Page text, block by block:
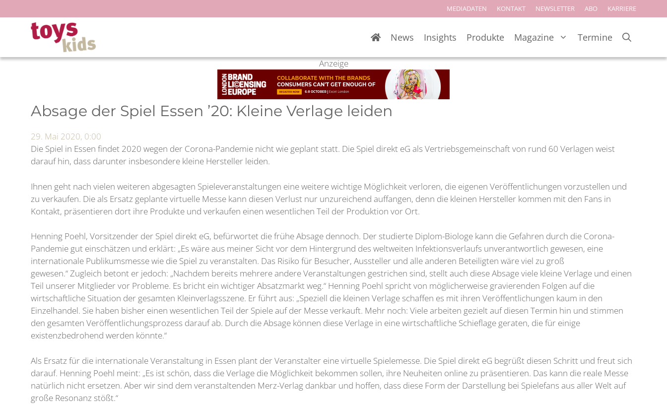
Inhalt
springen
MEDIADATEN KONTAKT NEWSLETTER ABO KARRIERE
News Insights Produkte Magazine Termine
Anzeige
Absage der Spiel Essen ’20: Kleine Verlage leiden
29. Mai 2020, 0:00
Die Spiel in Essen findet 2020 wegen der Corona-Pandemie nicht wie geplant statt. Die Spiel direkt eG als Vertriebsgemeinschaft von rund 60 Verlagen weist
darauf hin, dass darunter insbesondere kleine Hersteller leiden.
Ihnen geht nach vielen weiteren abgesagten Spieleveranstaltungen eine weitere wichtige Möglichkeit verloren, die eigenen Veröffentlichungen vorzustellen und
zu verkaufen. Die als Ersatz geplante virtuelle Messe kann diesen Verlust nur unzureichend auffangen, denn die kleinen Hersteller kommen mit den Fans in
Kontakt, präsentieren dort ihre Produkte und verkaufen einen wesentlichen Teil der Produktion vor Ort.
Henning Poehl, Vorsitzender der Spiel direkt eG, befürwortet die frühe Absage dennoch. Der studierte Diplom-Biologe kann die Gefahren durch die Corona-
Pandemie gut einschätzen und erklärt: „Es wäre aus meiner Sicht vor dem Hintergrund des weltweiten Infektionsverlaufs unverantwortlich gewesen, eine
internationale Publikumsmesse wie die Spiel zu veranstalten. Das Risiko für Besucher, Aussteller und alle anderen Beteiligten wäre viel zu groß
gewesen.“ Zugleich betont er jedoch: „Nachdem bereits mehrere andere Veranstaltungen gestrichen sind, stellt auch diese Absage viele kleine Verlage und einen
Teil unserer Mitglieder vor Probleme. Es bricht ein wichtiger Absatzmarkt weg.“ Henning Poehl spricht von möglicherweise gravierenden Folgen auf die
wirtschaftliche Situation der gesamten Kleinverlagsszene. Er führt aus: „Speziell die kleinen Verlage schaffen es mit ihren Veröffentlichungen kaum in den
Einzelhandel. Sie haben bisher einen wesentlichen Teil der Spiele auf der Messe verkauft. Mehr noch: Viele arbeiten gezielt auf diesen Termin hin und stimmen
den gesamten Veröffentlichungsprozess darauf ab. Durch die Absage können diese Verlage in eine wirtschaftliche Schieflage geraten, die für einige
existenzbedrohend werden könnte.“
Als Ersatz für die internationale Veranstaltung in Essen plant der Veranstalter eine virtuelle Spielemesse. Die Spiel direkt eG begrüßt diesen Schritt und freut sich
darauf. Henning Poehl meint: „Es ist schön, dass die Verlage die Möglichkeit bekommen sollen, ihre Neuheiten online zu präsentieren. Das kann die reale Messe
natürlich nicht ersetzen. Aber wir sind dem veranstaltenden Merz-Verlag dankbar und hoffen, dass diese Form der Darstellung bei Spielefans aus aller Welt auf
große Resonanz stößt.“